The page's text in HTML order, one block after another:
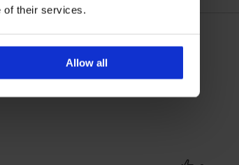
of their services.
Allow all